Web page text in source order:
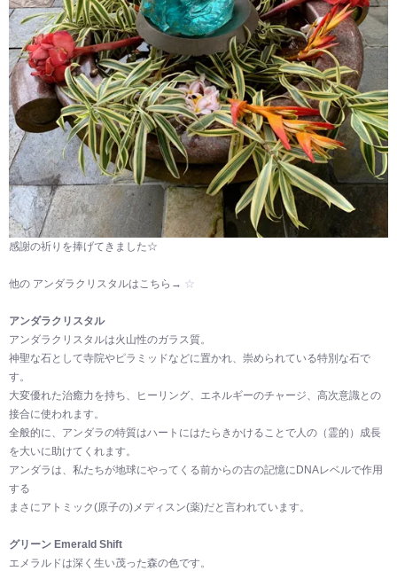
感謝の祈りを捧げてきました☆
他の アンダラクリスタルはこちら→ ☆
アンダラクリスタル
アンダラクリスタルは火山性のガラス質。
神聖な石として寺院やピラミッドなどに置かれ、崇められている特別な石で
す。
大変優れた治癒力を持ち、ヒーリング、エネルギーのチャージ、高次意識との
接合に使われます。
全般的に、アンダラの特質はハートにはたらきかけることで人の（霊的）成長
を大いに助けてくれます。
アンダラは、私たちが地球にやってくる前からの古の記憶にDNAレベルで作用
する
まさにアトミック(原子の)メディスン(薬)だと言われています。
グリーン Emerald Shift
エメラルドは深く生い茂った森の色です。